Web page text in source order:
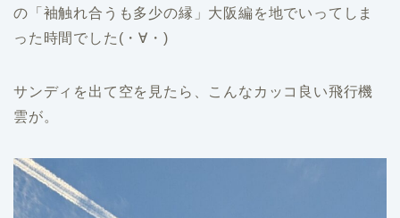
の「袖触れ合うも多少の縁」大阪編を地でいってしま
った時間でした(・∀・)
サンディを出て空を見たら、こんなカッコ良い飛行機
雲が。